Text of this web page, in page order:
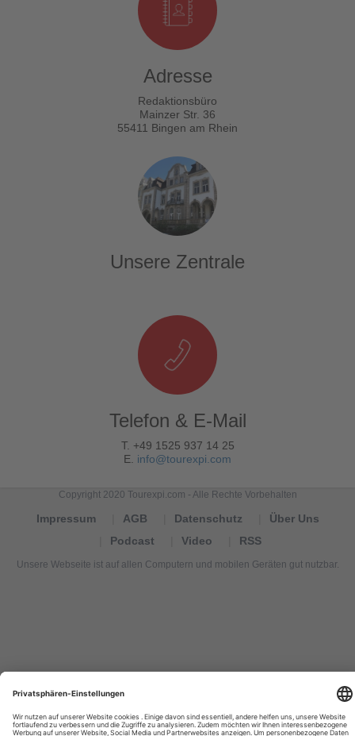
Adresse
Redaktionsbüro
Mainzer Str. 36
55411 Bingen am Rhein
Unsere Zentrale
Telefon & E-Mail
T. +49 1525 937 14 25
E. info@tourexpi.com
Copyright 2020 Tourexpi.com - Alle Rechte Vorbehalten
Impressum AGB Datenschutz
Über Uns
Podcast
Video RSS
Unsere Webseite ist auf allen Computern und mobilen Geräten gut nutzbar.
noticias
de
Tourismus